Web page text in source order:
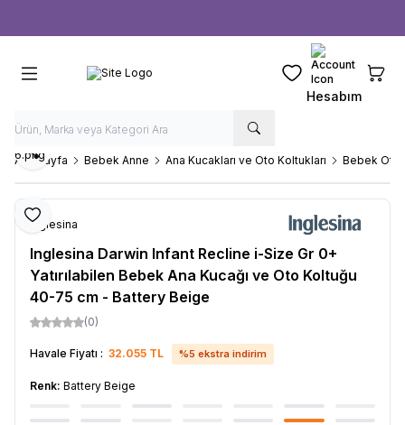
Favorilerim
Hesabım
Ana Sayfa Bebek Anne Ana Kucakları ve Oto Koltukları Bebek Oto
Favoriye Ekle
Paylaş
Inglesina
Inglesina Darwin Infant Recline i-Size Gr 0+
Yatırılabilen Bebek Ana Kucağı ve Oto Koltuğu
40-75 cm - Battery Beige
(0)
Havale Fiyatı : 32.055 TL %5 ekstra indirim
Renk: Battery Beige